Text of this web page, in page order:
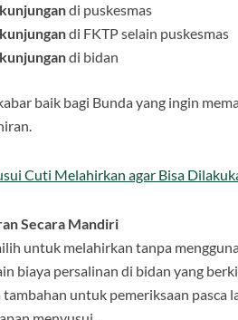
di puskesmas
di FKTP selain puskesmas
di bidan
baik bagi Bunda yang ingin
Cuti Melahirkan agar Bisa
Secara Mandiri
untuk melahirkan tanpa
biaya persalinan di bidan yang
untuk pemeriksaan